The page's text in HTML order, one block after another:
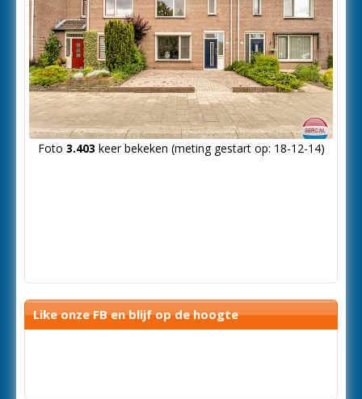
Foto 3.403 keer bekeken (meting gestart op: 18-12-14)
Like onze FB en blijf op de hoogte